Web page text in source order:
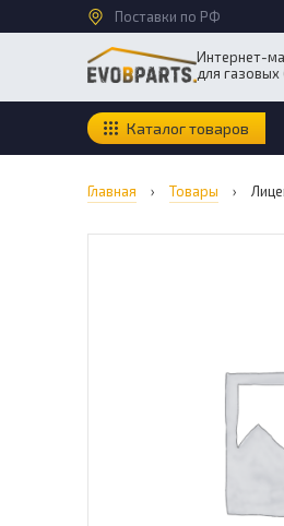
Поставки по РФ
Интернет-
для
Каталог товаров
Главная › Товары ›